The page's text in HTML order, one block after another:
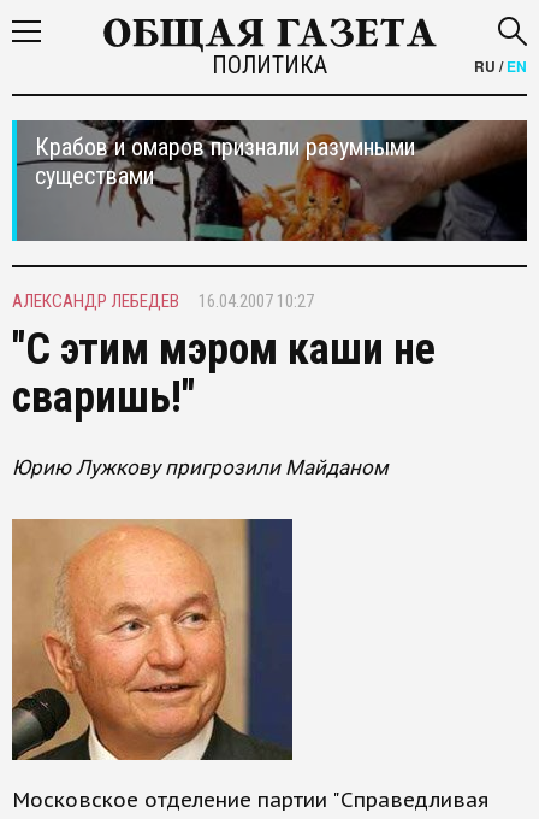
ПОЛИТИКА RU /EN
Крабов и омаров признали разумными
существами
АЛЕКСАНДР ЛЕБЕДЕВ 16.04.2007 10:27
"С этим мэром каши не
сваришь!"
Юрию Лужкову пригрозили Майданом
Московское отделение партии "Справедливая